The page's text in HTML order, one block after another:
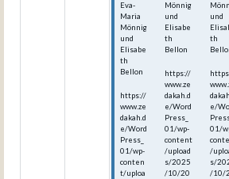
Eva-
Maria
Mönnig
und
Elisabe
th
Bellon
https://
www.ze
dakah.d
e/Word
Press_
01/wp-
conten
t/uploa
Mönnig
und
Elisabe
th
Bellon
https://
www.ze
dakah.d
e/Word
Press_
01/wp-
content
/upload
s/2025
/10/20
und
th
e/
01/
/
s/
/10/